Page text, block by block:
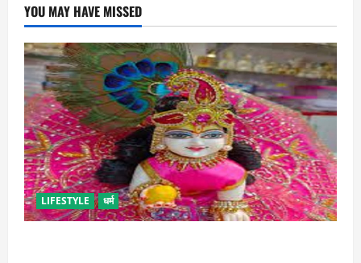
YOU MAY HAVE MISSED
LIFESTYLE धर्म